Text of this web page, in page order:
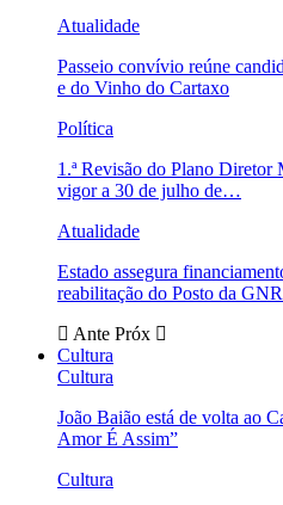
Atualidade
Passeio convívio reúne
e do Vinho do Cartaxo
Política
1.ª Revisão do Plano
vigor a 30 de julho de…
Atualidade
Estado assegura
reabilitação do Posto da
Ante Próx
Cultura
Cultura
João Baião está de volta ao
Amor É Assim”
Cultura